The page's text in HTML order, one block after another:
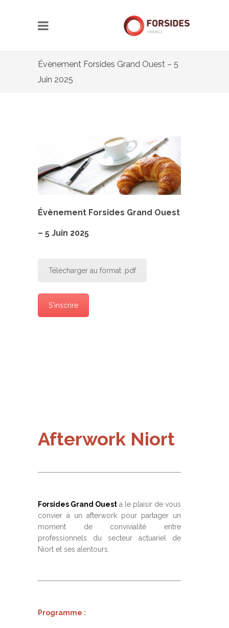
Évènement Forsides Grand Ouest – 5
Juin 2025
Évènement Forsides Grand Ouest
– 5 Juin 2025
Télécharger au format .pdf
S'inscrire
Afterwork Niort
Forsides Grand Ouest a le plaisir de vous
convier à un afterwork pour partager un
moment de convivialité entre
professionnels du secteur actuariel de
Niort et ses alentours.
Programme :